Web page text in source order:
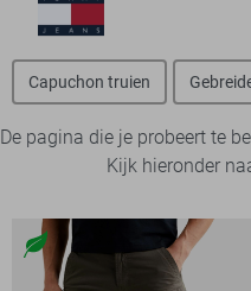
Capuchon truien
De pagina die je probeert te
Kijk hieronder